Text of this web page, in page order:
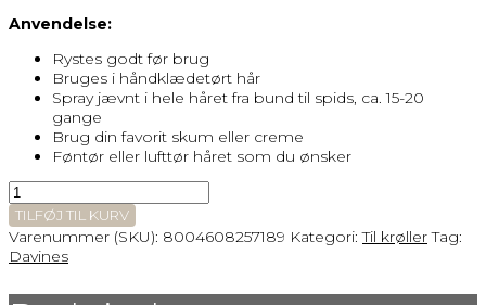
Anvendelse:
Rystes godt før brug
Bruges i håndklædetørt hår
Spray jævnt i hele håret fra bund til spids, ca. 15-20
gange
Brug din favorit skum eller creme
Føntør eller lufttør håret som du ønsker
DAVINES
LOVE
CURL
PRIMER
antal
TILFØJ TIL KURV
Varenummer (SKU): 8004608257189 Kategori:Til krøller Tag:
Davines